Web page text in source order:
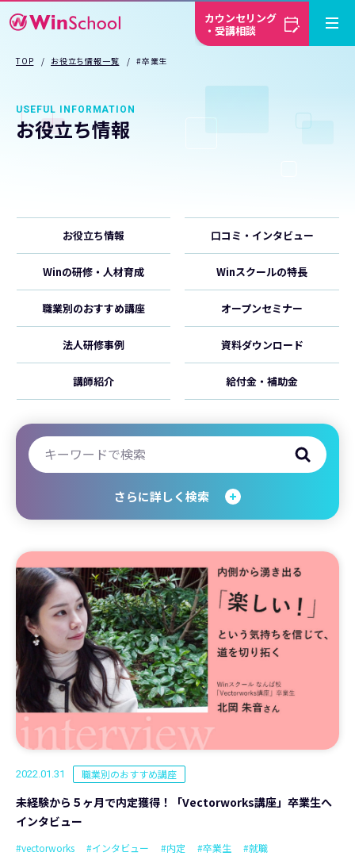
カウンセリング
・受講相談
TOP お役立ち情報一覧 #卒業生
USEFUL INFORMATION
お役立ち情報
お役立ち情報 口コミ・インタビュー
Winの研修・人材育成 Winスクールの特長
職業別のおすすめ講座 オープンセミナー
法人研修事例 資料ダウンロード
講師紹介 給付金・補助金
さらに詳しく検索
2022.01.31 職業別のおすすめ講座
未経験から５ヶ月で内定獲得！「Vectorworks講座」卒業生へ
インタビュー
#vectorworks #インタビュー #内定 #卒業生
#就職